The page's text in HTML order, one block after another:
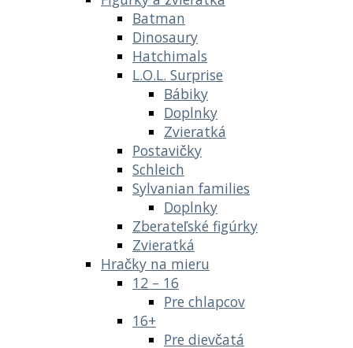
Batman
Dinosaury
Hatchimals
L.O.L. Surprise
Bábiky
Doplnky
Zvieratká
Postavičky
Schleich
Sylvanian families
Doplnky
Zberateľské figúrky
Zvieratká
Hračky na mieru
12 – 16
Pre chlapcov
16+
Pre dievčatá